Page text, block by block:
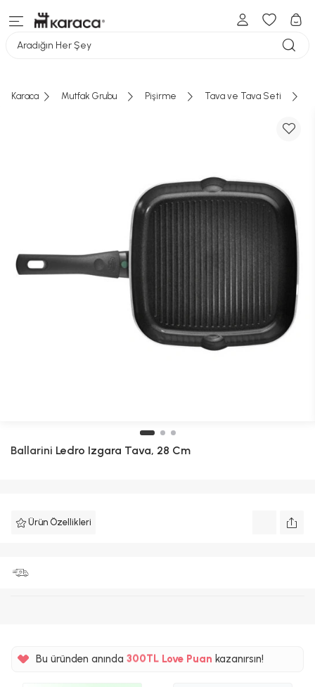
Aradığın Her Şey
Karaca Mutfak Grubu Pişirme Tava ve Tava Seti
Ballarini Ledro Izgara Tava, 28 Cm
Ürün Özellikleri
Bu üründen anında 300TL Love Puan kazanırsın!